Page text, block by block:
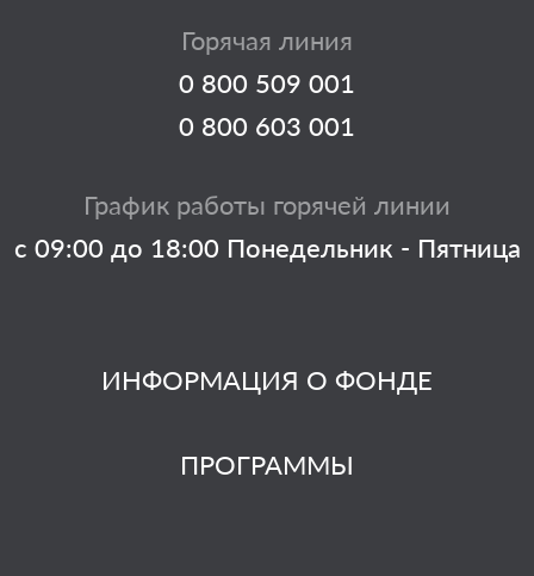
ИНФОРМАЦИЯ О ФОНДЕ
ПРОГРАММЫ
Горячая линия
0 800 509 001
0 800 603 001
График работы горячей линии
с 09:00 до 18:00 Понедельник - Пятница